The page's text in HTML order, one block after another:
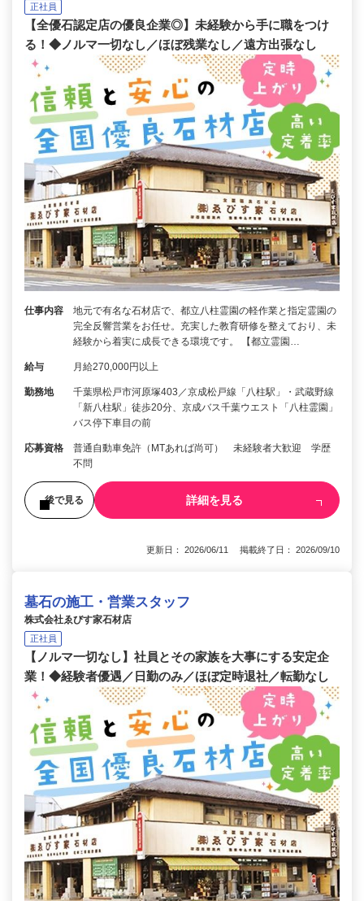
正社員
【全優石認定店の優良企業◎】未経験から手に職をつけ
る！◆ノルマ一切なし／ほぼ残業なし／遠方出張なし
仕事内容
地元で有名な石材店で、都立八柱霊園の軽作業と指定霊園の
完全反響営業をお任せ。充実した教育研修を整えており、未
経験から着実に成長できる環境です。 【都立霊園…
給与 月給270,000円以上
勤務地
千葉県松戸市河原塚403／京成松戸線「八柱駅」・武蔵野線
「新八柱駅」徒歩20分、京成バス千葉ウエスト「八柱霊園」
バス停下車目の前
応募資格
普通自動車免許（MTあれば尚可） 未経験者大歓迎 学歴
不問
後で見る 詳細を見る
更新日： 2026/06/11 掲載終了日： 2026/09/10
墓石の施工・営業スタッフ
株式会社ゑびす家石材店
正社員
【ノルマ一切なし】社員とその家族を大事にする安定企
業！◆経験者優遇／日勤のみ／ほぼ定時退社／転勤なし